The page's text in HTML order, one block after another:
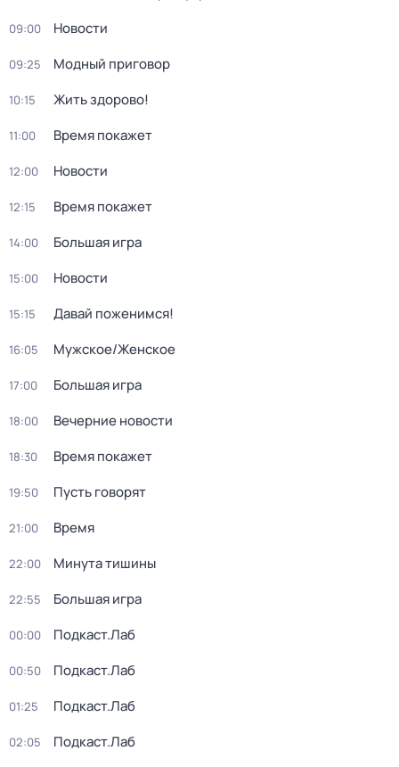
09:00 Новости
09:25 Модный приговор
10:15 Жить здорово!
11:00 Время покажет
12:00 Новости
12:15 Время покажет
14:00 Большая игра
15:00 Новости
15:15 Давай поженимся!
16:05 Мужское/Женское
17:00 Большая игра
18:00 Вечерние новости
18:30 Время покажет
19:50 Пусть говорят
21:00 Время
22:00 Минута тишины
22:55 Большая игра
00:00 Подкаст.Лаб
00:50 Подкаст.Лаб
01:25 Подкаст.Лаб
02:05 Подкаст.Лаб